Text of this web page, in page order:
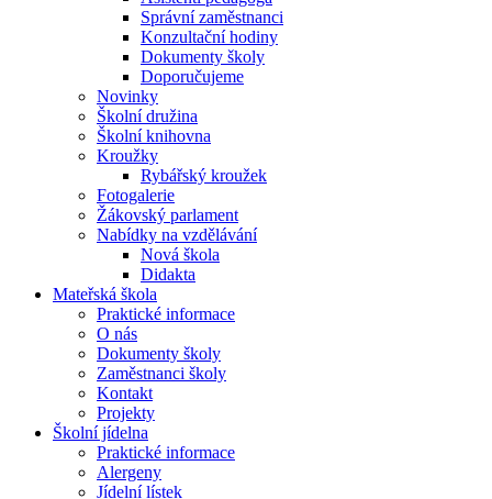
Správní zaměstnanci
Konzultační hodiny
Dokumenty školy
Doporučujeme
Novinky
Školní družina
Školní knihovna
Kroužky
Rybářský kroužek
Fotogalerie
Žákovský parlament
Nabídky na vzdělávání
Nová škola
Didakta
Mateřská škola
Praktické informace
O nás
Dokumenty školy
Zaměstnanci školy
Kontakt
Projekty
Školní jídelna
Praktické informace
Alergeny
Jídelní lístek